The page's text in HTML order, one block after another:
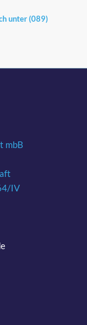
unter (089)
mbB
IV